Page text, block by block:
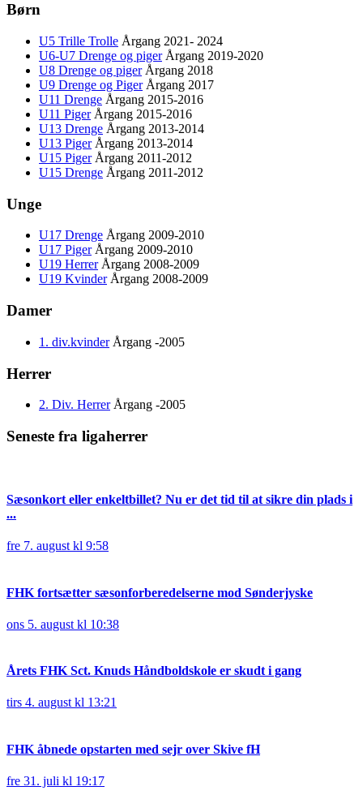
Børn
U5 Trille Trolle Årgang 2021- 2024
U6-U7 Drenge og pigerÅrgang 2019-2020
U8 Drenge og pigerÅrgang 2018
U9 Drenge og PigerÅrgang 2017
U11 Drenge Årgang 2015-2016
U11 PigerÅrgang 2015-2016
U13 Drenge Årgang 2013-2014
U13 PigerÅrgang 2013-2014
U15 PigerÅrgang 2011-2012
U15 Drenge Årgang 2011-2012
Unge
U17 Drenge Årgang 2009-2010
U17 PigerÅrgang 2009-2010
U19 HerrerÅrgang 2008-2009
U19 KvinderÅrgang 2008-2009
Damer
1. div.kvinderÅrgang -2005
Herrer
2. Div. HerrerÅrgang -2005
Seneste fra ligaherrer
Sæsonkort eller enkeltbillet? Nu er det tid til at sikre din plads i
...
fre 7. august kl 9:58
FHK fortsætter sæsonforberedelserne mod Sønderjyske
ons 5. august kl 10:38
Årets FHK Sct. Knuds Håndboldskole er skudt i gang
tirs 4. august kl 13:21
FHK åbnede opstarten med sejr over Skive fH
fre 31. juli kl 19:17